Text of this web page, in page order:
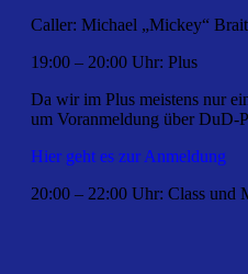
Caller: Michael „Mickey“
19:00 – 20:00 Uhr: Plus
Da wir im Plus meistens nur
um Voranmeldung über DuD-
Hier geht es zur Anmeldung
20:00 – 22:00 Uhr: Class und